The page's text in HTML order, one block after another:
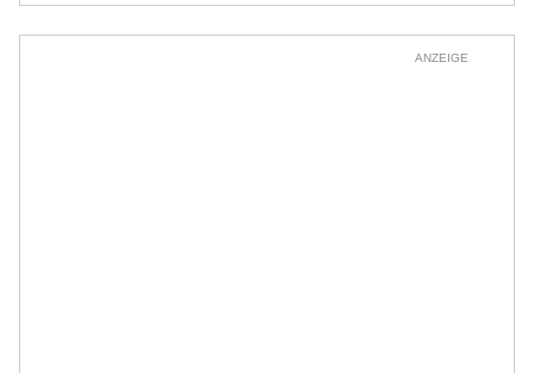
ANZEIGE